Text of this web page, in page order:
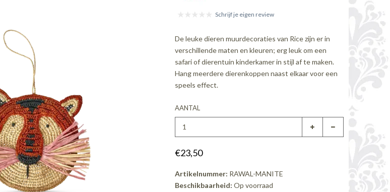
Schrijf je eigen review
De leuke dieren muurdecoraties van Rice zijn er in
verschillende maten en kleuren; erg leuk om een
safari of dierentuin kinderkamer in stijl af te maken.
Hang meerdere dierenkoppen naast elkaar voor een
speels effect.
AANTAL
€23,50
Artikelnummer: RAWAL-MANITE
Beschikbaarheid: Op voorraad